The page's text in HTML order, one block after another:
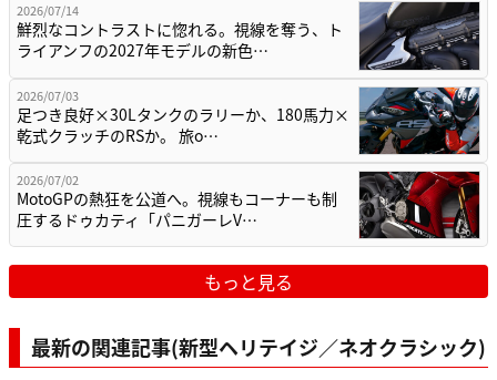
2026/07/14
鮮烈なコントラストに惚れる。視線を奪う、ト
ライアンフの2027年モデルの新色…
2026/07/03
足つき良好×30Lタンクのラリーか、180馬力×
乾式クラッチのRSか。 旅o…
2026/07/02
MotoGPの熱狂を公道へ。視線もコーナーも制
圧するドゥカティ「パニガーレV…
もっと見る
最新の関連記事(新型ヘリテイジ／ネオクラシック)